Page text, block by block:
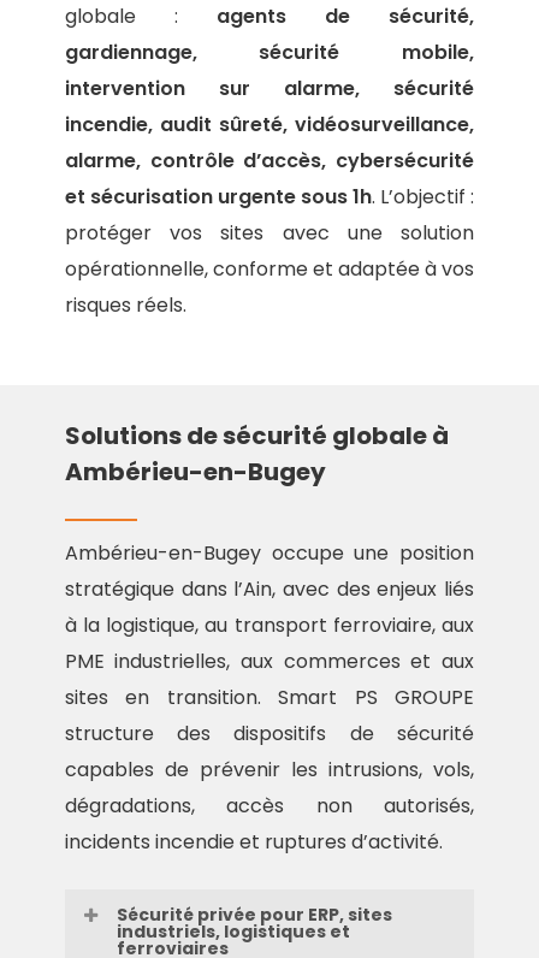
globale : agents de sécurité,
gardiennage, sécurité mobile,
intervention sur alarme, sécurité
incendie, audit sûreté, vidéosurveillance,
alarme, contrôle d’accès, cybersécurité
et sécurisation urgente sous 1h. L’objectif :
protéger vos sites avec une solution
opérationnelle, conforme et adaptée à vos
risques réels.
Solutions de sécurité globale à
Ambérieu-en-Bugey
Ambérieu-en-Bugey occupe une position
stratégique dans l’Ain, avec des enjeux liés
à la logistique, au transport ferroviaire, aux
PME industrielles, aux commerces et aux
sites en transition. Smart PS GROUPE
structure des dispositifs de sécurité
capables de prévenir les intrusions, vols,
dégradations, accès non autorisés,
incidents incendie et ruptures d’activité.
Sécurité privée pour ERP, sites
industriels, logistiques et
ferroviaires